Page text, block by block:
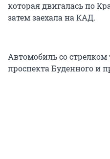
которая двигалась по
затем заехала на КАД.
Автомобиль со
проспекта Буденного и